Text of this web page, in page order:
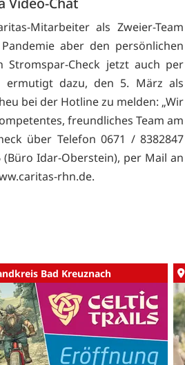
Mitarbeiter als Zweier-Team
aber den persönlichen
Check jetzt auch per
ermutigt dazu, den 5. März als
bei der Hotline zu melden: „Wir
freundliches Team am
über Telefon 0671 / 8382847
(Büro Idar-Oberstein), per Mail an
rhn.de.
Bad Kreuznach